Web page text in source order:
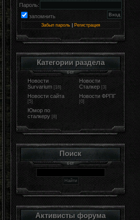
Пароль:
запомнить
Забыл пароль| Регистрация
Категории раздела
Новости
Survarium [18]
Новости
Сталкер [3]
Новости сайта
[5]
Новости ФРПГ
[0]
Юмор по
сталкеру [8]
Поиск
Активисты форума